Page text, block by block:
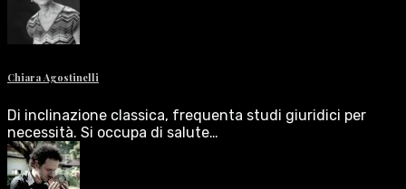
Chiara Agostinelli
Di inclinazione classica, frequenta studi giuridici per
necessità. Si occupa di salute…